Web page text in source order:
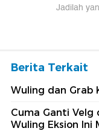
Jadilah
Berita Terkait
Wuling dan Grab
Cuma Ganti Velg
Wuling Eksion Ini